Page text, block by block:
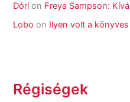
Dóri on Freya Sampson:
Lobo on Ilyen volt a
Régiségek